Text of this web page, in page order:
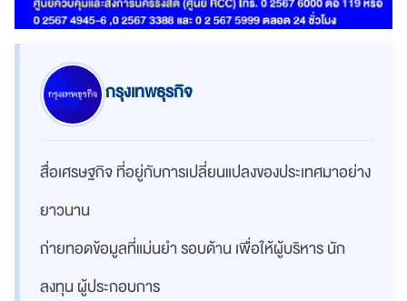
กรุงเทพธุรกิจ
สื่อเศรษฐกิจ ที่อยู่กับการเปลี่ยนแปลงของประเทศมาอย่าง
ยาวนาน
ถ่ายทอดข้อมูลที่แม่นยำ รอบด้าน เพื่อให้ผู้บริหาร นัก
ลงทุน ผู้ประกอบการ